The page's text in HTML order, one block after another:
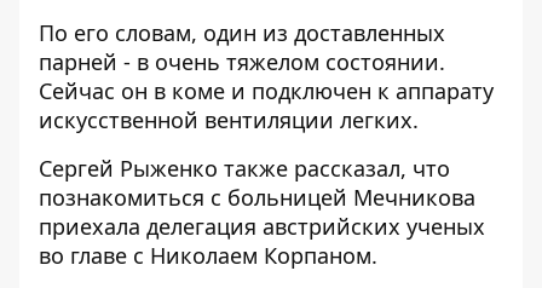
По его словам, один из доставленных
парней - в очень тяжелом состоянии.
Сейчас он в коме и подключен к аппарату
искусственной вентиляции легких.
Сергей Рыженко также рассказал, что
познакомиться с больницей Мечникова
приехала делегация австрийских ученых
во главе с Николаем Корпаном.